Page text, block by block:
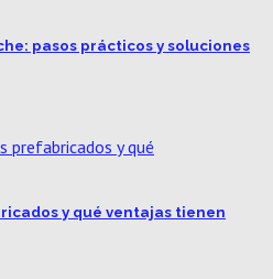
pasos prácticos y soluciones
y qué ventajas tienen